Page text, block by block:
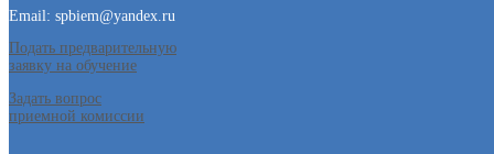
Email: spbiem@yandex.ru
Подать предварительную
заявку на обучение
Задать вопрос
приемной комиссии